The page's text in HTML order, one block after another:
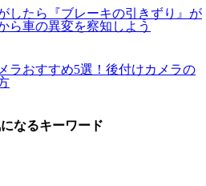
したら『ブレーキの引きずり』が
ら車の異変を察知しよう
ラおすすめ5選！後付けカメラの
なるキーワード